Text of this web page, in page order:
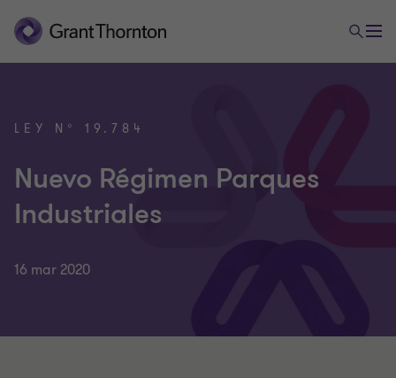
LEY N° 19.784
Nuevo Régimen Parques
Industriales
16 mar 2020